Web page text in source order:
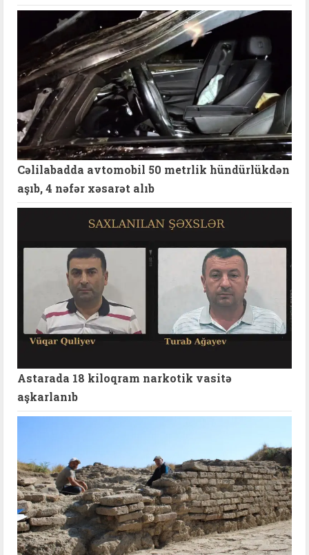
Cəlilabadda avtomobil 50 metrlik hündürlükdən
aşıb, 4 nəfər xəsarət alıb
Astarada 18 kiloqram narkotik vasitə
aşkarlanıb